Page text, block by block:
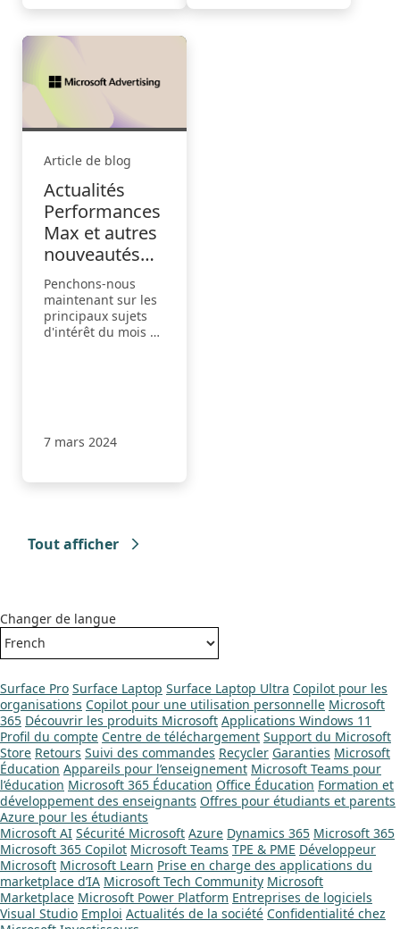
Article de blog
Actualités
Performances
Max et autres
nouveautés
clés pour le
mois de mars
Penchons-nous
maintenant sur les
principaux sujets
d'intérêt du mois et
créer des annonces
7 mars 2024
Tout afficher
Changer de langue
Surface Pro Surface Laptop Surface Laptop Ultra Copilot pour les
organisations Copilot pour une utilisation personnelle Microsoft
365 Découvrir les produits Microsoft Applications Windows 11
Profil du compte Centre de téléchargement Support du Microsoft
Store Retours Suivi des commandes Recycler Garanties Microsoft
Éducation Appareils pour l’enseignement Microsoft Teams pour
l’éducation Microsoft 365 Éducation Office Éducation Formation et
développement des enseignants Offres pour étudiants et parents
Azure pour les étudiants
Microsoft AI Sécurité Microsoft Azure Dynamics 365 Microsoft 365
Microsoft 365 Copilot Microsoft Teams TPE & PME Développeur
Microsoft Microsoft Learn Prise en charge des applications du
marketplace d’IA Microsoft Tech Community Microsoft
Marketplace Microsoft Power Platform Entreprises de logiciels
Visual Studio Emploi Actualités de la société Confidentialité chez